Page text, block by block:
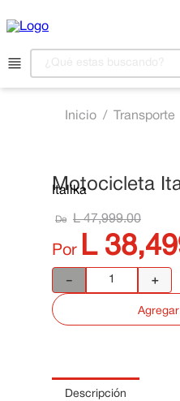
Transporte
📍 Ver Existencias
Motocicleta
Italika
De L 47,999.00
Por L 38,
＋
－
Descripción
Motocicleta
3. Refrigeradora
Camas
7. Lavadora
8.
10. Cama